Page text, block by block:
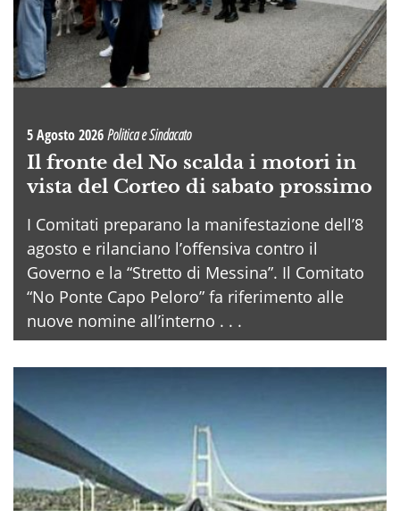
5 Agosto 2026Politica e Sindacato
Il fronte del No scalda i motori in
vista del Corteo di sabato prossimo
I Comitati preparano la manifestazione dell’8
agosto e rilanciano l’offensiva contro il
Governo e la “Stretto di Messina”. Il Comitato
“No Ponte Capo Peloro” fa riferimento alle
nuove nomine all’interno . . .